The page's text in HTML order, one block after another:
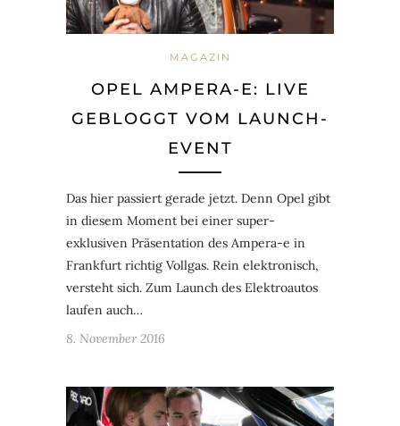
MAGAZIN
OPEL AMPERA-E: LIVE
GEBLOGGT VOM LAUNCH-
EVENT
Das hier passiert gerade jetzt. Denn Opel gibt
in diesem Moment bei einer super-
exklusiven Präsentation des Ampera-e in
Frankfurt richtig Vollgas. Rein elektronisch,
versteht sich. Zum Launch des Elektroautos
laufen auch…
8. November 2016